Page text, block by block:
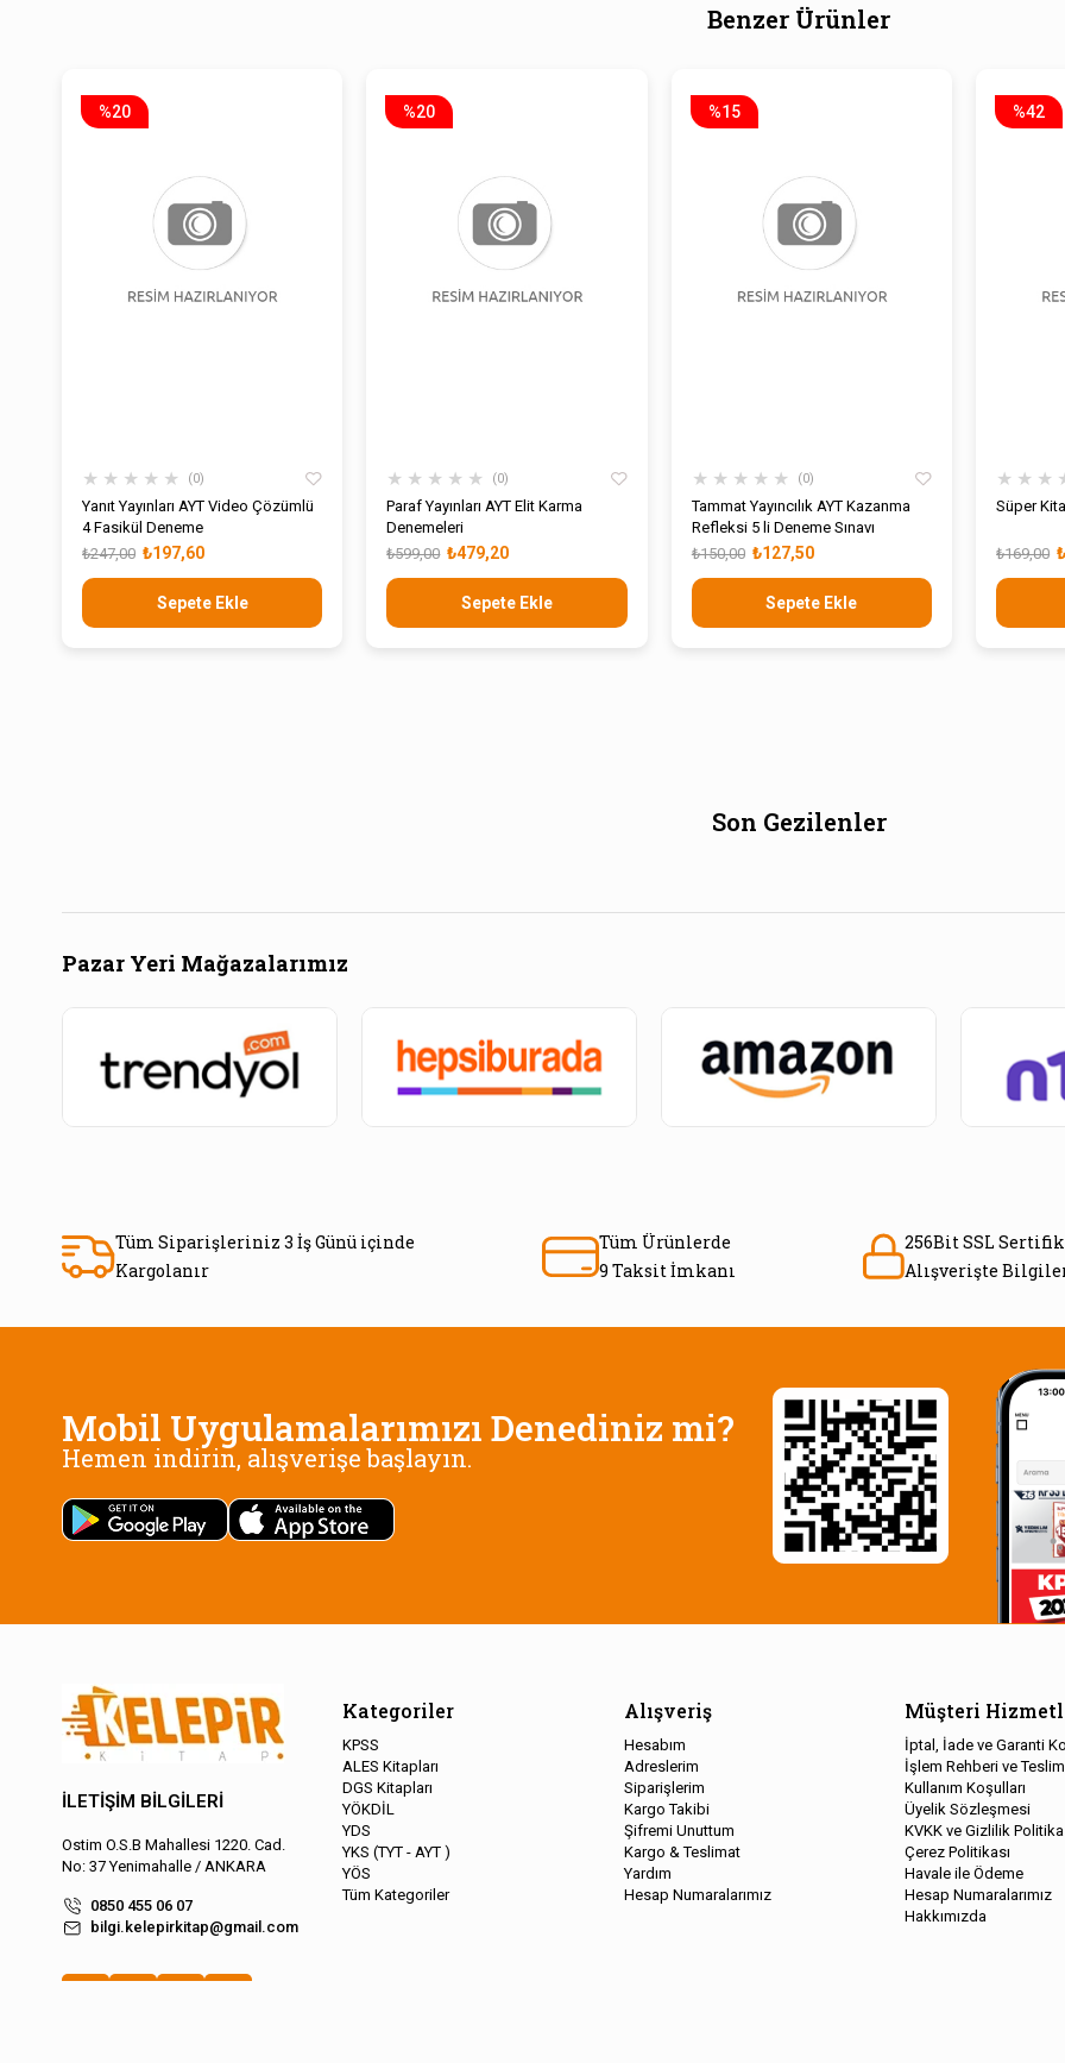
Benzer Ürünler
★ ★ ★ ★ ★ 0
Yanıt Yayınları AYT Video Çözümlü
4 Fasikül Deneme
₺197,60
₺247,00
Sepete Ekle
%20
★ ★ ★ ★ ★ 0
Paraf Yayınları AYT Elit Karma
Denemeleri
₺479,20
₺599,00
Sepete Ekle
%20
★ ★ ★ ★ ★ 0
Tammat Yayıncılık AYT Kazanma
Refleksi 5 li Deneme Sınavı
₺127,50
₺150,00
Sepete Ekle
%15
★ ★ ★
Süper
₺169,00
%42
Son Gezilenler
Pazar Yeri Mağazalarımız
Tüm Siparişleriniz 3 İş Günü içinde
Kargolanır
Tüm Ürünlerde
9 Taksit İmkanı
256Bit SSL
Alışverişte
Mobil Uygulamalarımızı Denediniz mi?
Hemen indirin, alışverişe başlayın.
İLETİŞİM BİLGİLERİ
Ostim O.S.B Mahallesi 1220. Cad.
No: 37 Yenimahalle / ANKARA
0850 455 06 07
bilgi.kelepirkitap@gmail.com
Kategoriler
KPSS
ALES Kitapları
DGS Kitapları
YÖKDİL
YDS
YKS (TYT - AYT )
YÖS
Tüm Kategoriler
Alışveriş
Hesabım
Adreslerim
Siparişlerim
Kargo Takibi
Şifremi Unuttum
Kargo & Teslimat
Yardım
Hesap Numaralarımız
Müşteri
İptal, İade ve Garanti
İşlem Rehberi ve
Kullanım Koşulları
Üyelik Sözleşmesi
KVKK ve Gizlilik
Çerez Politikası
Havale ile Ödeme
Hesap Numaralarımız
Hakkımızda